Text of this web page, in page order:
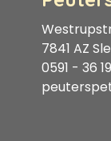
7841 AZ
0591 - 36